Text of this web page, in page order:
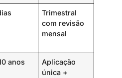
Trimestral
com revisão
mensal
anos
Aplicação
única +